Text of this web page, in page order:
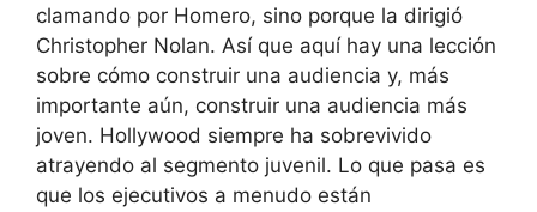
clamando por Homero, sino porque la dirigió
Christopher Nolan. Así que aquí hay una lección
sobre cómo construir una audiencia y, más
importante aún, construir una audiencia más
joven. Hollywood siempre ha sobrevivido
atrayendo al segmento juvenil. Lo que pasa es
que los ejecutivos a menudo están